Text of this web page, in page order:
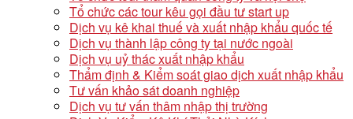
Tổ chức các tour kêu gọi đầu tư start up
Dịch vụ kê khai thuế và xuất nhập khẩu quốc tế
Dịch vụ thành lập công ty tại nước ngoài
Dịch vụ uỷ thác xuất nhập khẩu
Thẩm định & Kiểm soát giao dịch xuất nhập khẩu
Tư vấn khảo sát doanh nghiệp
Dịch vụ tư vấn thâm nhập thị trường